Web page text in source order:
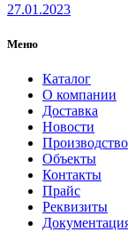
27.01.2023
Меню
Каталог
О компании
Доставка
Новости
Производство
Объекты
Контакты
Прайс
Реквизиты